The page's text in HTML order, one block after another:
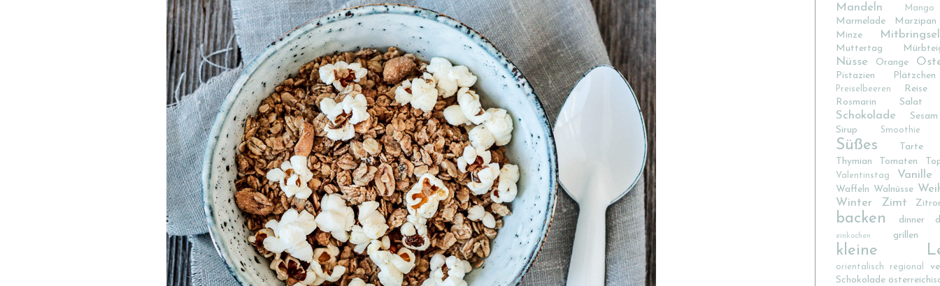
Mandeln Mango
Marmelade
Marzipan
Minze
Mitbringsel
Muttertag
Nüsse Orange
Pistazien Plätzchen
Preiselbeeren
Reise
Rosmarin
Salat
Schokolade
Sesam
Sirup
Smoothie
Süßes
Tarte
Thymian
Tomaten
Valentinstag Vanille
Waffeln Walnüsse
Winter
Zimt
backen dinner
einkochen grillen
kleine
orientalisch regional
Schokolade